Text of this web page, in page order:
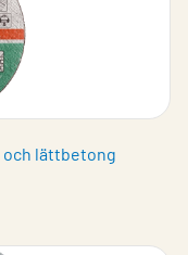
och lättbetong